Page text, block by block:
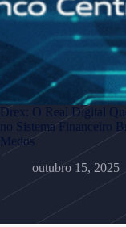
Drex: O Real Digital
no Sistema Financeiro
Medos
outubro 15, 2025